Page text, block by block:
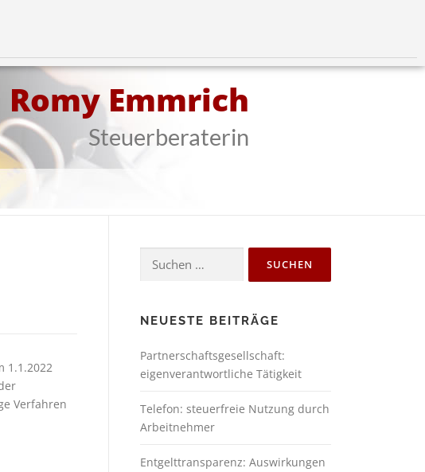
Romy Emmrich
Steuerberaterin
1.1.2022
Verfahren
NEUESTE BEITRÄGE
Partnerschaftsgesellschaft:
eigenverantwortliche Tätigkeit
Telefon: steuerfreie Nutzung durch
Arbeitnehmer
Entgelttransparenz: Auswirkungen